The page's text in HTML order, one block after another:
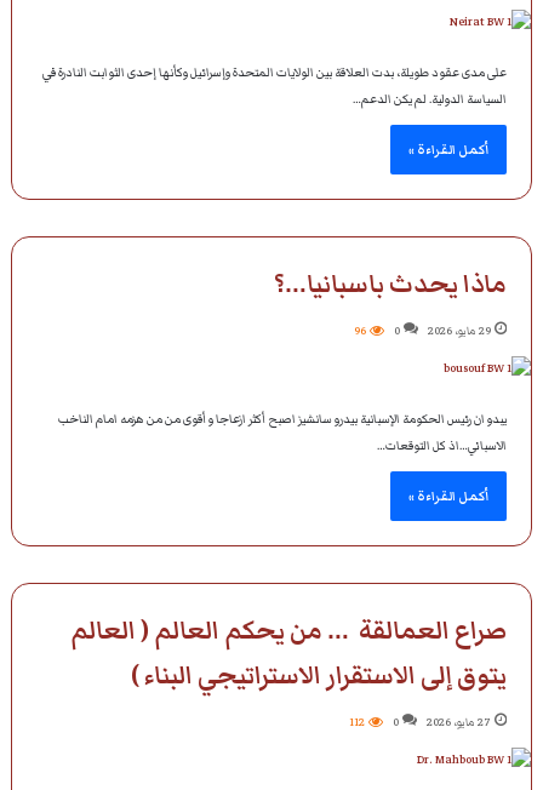
على مدى عقود طويلة، بدت العلاقة بين الولايات المتحدة وإسرائيل وكأنها إحدى الثوابت النادرة في
السياسة الدولية. لم يكن الدعم…
أكمل القراءة »
ماذا يحدث باسبانيا…؟
29 مايو، 2026 0
96
يبدو ان رئيس الحكومة الإسبانية بيدرو سانشيز اصبح أكثر ازعاجا و أقوى من من هزمه امام الناخب
الاسباني…اذ كل التوقعات…
أكمل القراءة »
صراع العمالقة … من يحكم العالم ( العالم
يتوق إلى الاستقرار الاستراتيجي البناء )
27 مايو، 2026 0
112